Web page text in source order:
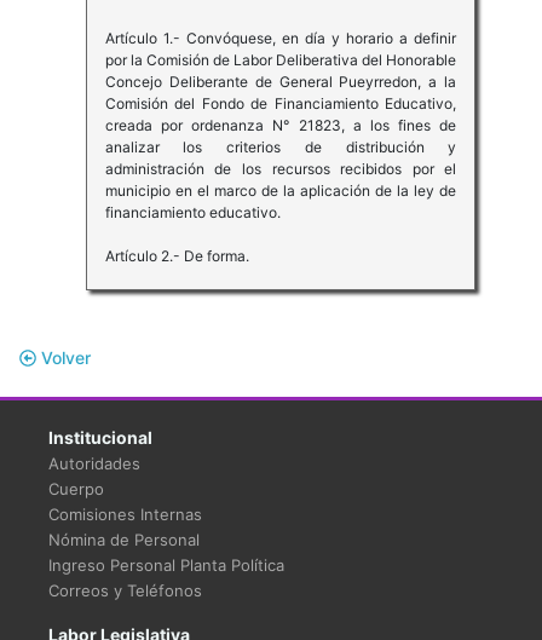
Artículo 1.- Convóquese, en día y horario a definir
por la Comisión de Labor Deliberativa del Honorable
Concejo Deliberante de General Pueyrredon, a la
Comisión del Fondo de Financiamiento Educativo,
creada por ordenanza N° 21823, a los fines de
analizar los criterios de distribución y
administración de los recursos recibidos por el
municipio en el marco de la aplicación de la ley de
financiamiento educativo.
Artículo 2.- De forma.
Volver
Institucional
Autoridades
Cuerpo
Comisiones Internas
Nómina de Personal
Ingreso Personal Planta Política
Correos y Teléfonos
Labor Legislativa